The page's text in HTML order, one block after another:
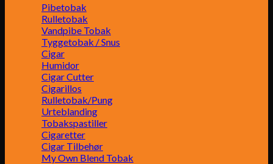
Pibetobak
Rulletobak
Vandpibe Tobak
Tyggetobak / Snus
Cigar
Humidor
Cigar Cutter
Cigarillos
Rulletobak/Pung
Urteblanding
Tobakspastiller
Cigaretter
Cigar Tilbehør
My Own Blend Tobak